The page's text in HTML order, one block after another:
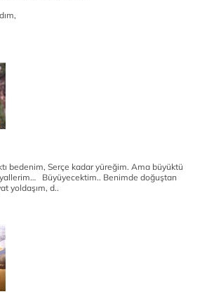
bedenim, Serçe kadar yüreğim. Ama büyüktü
Büyüyecektim.. Benimde doğuştan
yoldaşım, d..